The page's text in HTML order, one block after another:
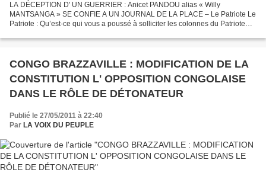
LA DÉCEPTION D' UN GUERRIER : Anicet PANDOU alias « Willy
MANTSANGA » SE CONFIE A UN JOURNAL DE LA PLACE – Le Patriote Le
Patriote : Qu’est-ce qui vous a poussé à solliciter les colonnes du Patriote
CONGO BRAZZAVILLE : MODIFICATION DE LA
CONSTITUTION L' OPPOSITION CONGOLAISE
DANS LE RÔLE DE DÉTONATEUR
Publié le 27/05/2011 à 22:40
Par LA VOIX DU PEUPLE